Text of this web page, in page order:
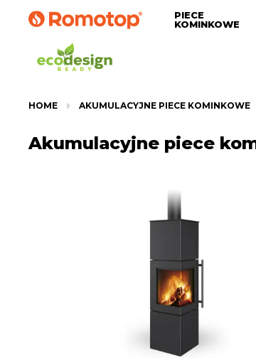
PIECE
KOMINKOWE
HOME AKUMULACYJNE PIECE KOMINKOWE
Akumulacyjne piece